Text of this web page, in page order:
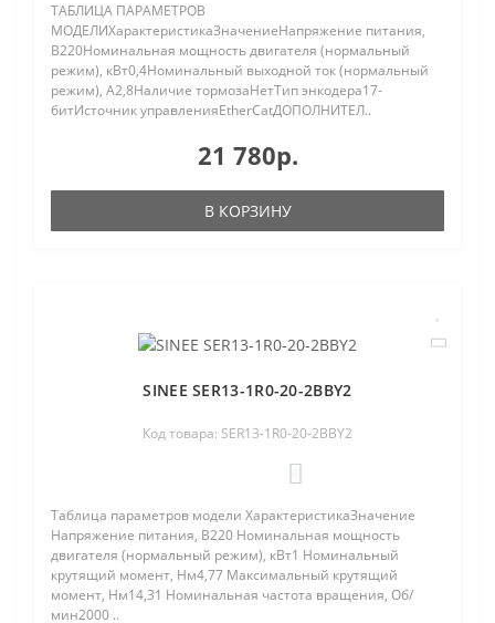
ТАБЛИЦА ПАРАМЕТРОВ
МОДЕЛИХарактеристикаЗначениеНапряжение питания,
В220Номинальная мощность двигателя (нормальный
режим), кВт0,4Номинальный выходной ток (нормальный
режим), A2,8Наличие тормозаНетТип энкодера17-
битИсточник управленияEtherCatДОПОЛНИТЕЛ..
21 780р.
В КОРЗИНУ
SINEE SER13-1R0-20-2BBY2
Код товара: SER13-1R0-20-2BBY2
Таблица параметров модели ХарактеристикаЗначение
Напряжение питания, В220 Номинальная мощность
двигателя (нормальный режим), кВт1 Номинальный
крутящий момент, Нм4,77 Максимальный крутящий
момент, Нм14,31 Номинальная частота вращения, Об/
мин2000 ..